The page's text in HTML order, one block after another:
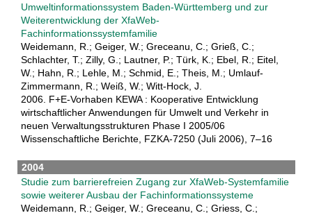
Umweltinformationssystem Baden-Württemberg und zur
Weiterentwicklung der XfaWeb-
Fachinformationssystemfamilie
Weidemann, R.; Geiger, W.; Greceanu, C.; Grieß, C.;
Schlachter, T.; Zilly, G.; Lautner, P.; Türk, K.; Ebel, R.; Eitel,
W.; Hahn, R.; Lehle, M.; Schmid, E.; Theis, M.; Umlauf-
Zimmermann, R.; Weiß, W.; Witt-Hock, J.
2006. F+E-Vorhaben KEWA : Kooperative Entwicklung
wirtschaftlicher Anwendungen für Umwelt und Verkehr in
neuen Verwaltungsstrukturen Phase I 2005/06
Wissenschaftliche Berichte, FZKA-7250 (Juli 2006), 7–16
2004
Studie zum barrierefreien Zugang zur XfaWeb-Systemfamilie
sowie weiterer Ausbau der Fachinformationssysteme
Weidemann, R.; Geiger, W.; Greceanu, C.; Griess, C.;